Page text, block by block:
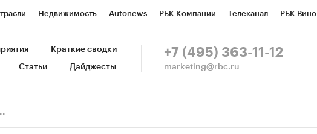
Недвижимость Autonews РБК Компании Телеканал РБК Вино
Спецпроекты СПб Конференции СПб Спецпроекты
Краткие сводки
Статьи Дайджесты
+7 (495) 363-11-12
marketing@rbc.ru